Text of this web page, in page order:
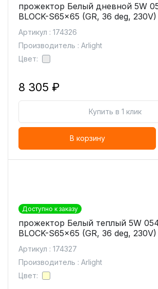
прожектор Белый дневной 5W
BLOCK-S65x65 (GR, 36 deg,
Артикул : 174326
Производитель : Arlight
Цвет:
8 305 ₽
Купить в 1 клик
В корзину
Доступно к заказу
прожектор Белый теплый 5W
BLOCK-S65x65 (GR, 36 deg,
Артикул : 174327
Производитель : Arlight
Цвет: